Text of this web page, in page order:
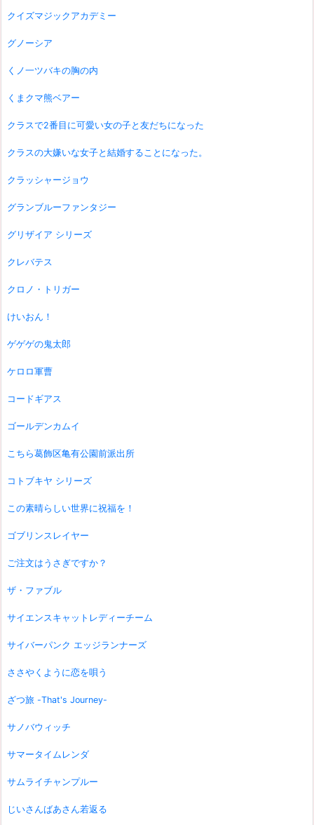
クイズマジックアカデミー
グノーシア
くノ一ツバキの胸の内
くまクマ熊ベアー
クラスで2番目に可愛い女の子と友だちになった
クラスの大嫌いな女子と結婚することになった。
クラッシャージョウ
グランブルーファンタジー
グリザイア シリーズ
クレバテス
クロノ・トリガー
けいおん！
ゲゲゲの鬼太郎
ケロロ軍曹
コードギアス
ゴールデンカムイ
こちら葛飾区亀有公園前派出所
コトブキヤ シリーズ
この素晴らしい世界に祝福を！
ゴブリンスレイヤー
ご注文はうさぎですか？
ザ・ファブル
サイエンスキャットレディーチーム
サイバーパンク エッジランナーズ
ささやくように恋を唄う
ざつ旅 -That's Journey-
サノバウィッチ
サマータイムレンダ
サムライチャンプルー
じいさんばあさん若返る